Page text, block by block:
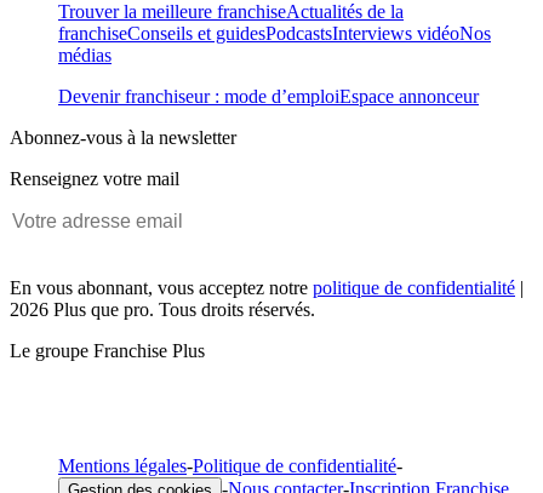
Trouver la meilleure franchiseActualités de la
franchiseConseils et guidesPodcastsInterviews vidéoNos
médias
Devenir franchiseur : mode d’emploiEspace annonceur
Abonnez-vous à la newsletter
Renseignez votre mail
En vous abonnant, vous acceptez notre politique de confidentialité |
2026 Plus que pro. Tous droits réservés.
Le groupe Franchise Plus
Mentions légales-Politique de confidentialité-